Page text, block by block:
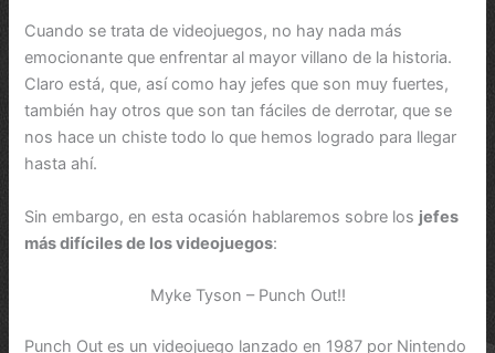
Cuando se trata de videojuegos, no hay nada más
emocionante que enfrentar al mayor villano de la historia.
Claro está, que, así como hay jefes que son muy fuertes,
también hay otros que son tan fáciles de derrotar, que se
nos hace un chiste todo lo que hemos logrado para llegar
hasta ahí.
Sin embargo, en esta ocasión hablaremos sobre los jefes
más difíciles de los videojuegos:
Myke Tyson – Punch Out!!
Punch Out es un videojuego lanzado en 1987 por Nintendo